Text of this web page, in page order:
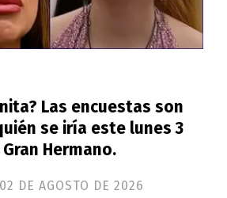
Las encuestas son
se iría este lunes 3
Hermano.
02 DE AGOSTO DE 2026